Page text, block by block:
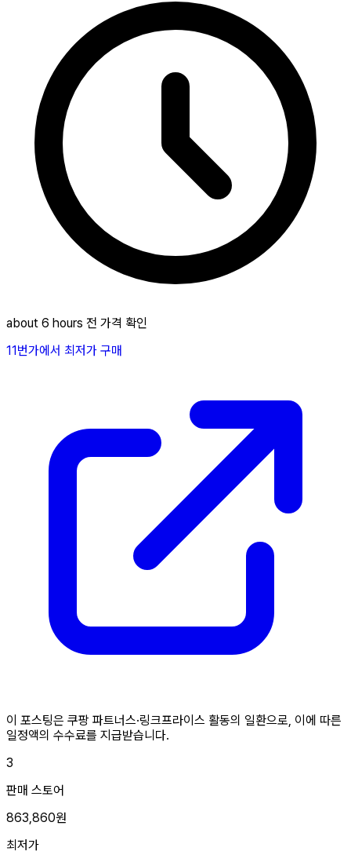
about 6 hours 전 가격 확인
11번가에서 최저가 구매
이 포스팅은 쿠팡 파트너스·링크프라이스 활동의 일환으로, 이에 따른
일정액의 수수료를 지급받습니다.
3
판매 스토어
863,860원
최저가